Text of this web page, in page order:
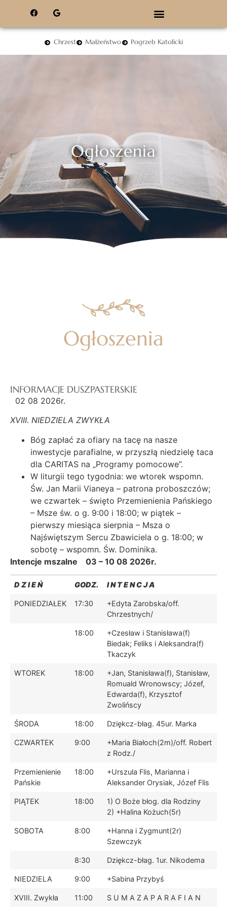
Chrzest Małżeństwo Pogrzeb Katolicki
Ogłoszenia
Ogłoszenia
INFORMACJE DUSZPASTERSKIE
02 08 2026r.
XVIII. NIEDZIELA ZWYKŁA
Bóg zapłać za ofiary na tacę na nasze
inwestycje parafialne, w przyszłą niedzielę taca
dla CARITAS na „Programy pomocowe”.
W liturgii tego tygodnia: we wtorek wspomn.
Św. Jan Marii Vianeya – patrona proboszczów;
we czwartek – święto Przemienienia Pańskiego
– Msze św. o g. 9:00 i 18:00; w piątek –
pierwszy miesiąca sierpnia – Msza o
Najświętszym Sercu Zbawiciela o g. 18:00; w
sobotę – wspomn. Św. Dominika.
Intencje mszalne 03 – 10 08 2026r.
D Z I E Ń GODZ. I N T E N C J A
PONIEDZIAŁEK 17:30
+Edyta Zarobska/off.
Chrzestnych/
18:00
+Czesław i Stanisława(f)
Biedak; Feliks i Aleksandra(f)
Tkaczyk
WTOREK 18:00
+Jan, Stanisława(f), Stanisław,
Romuald Wronowscy; Józef,
Edwarda(f), Krzysztof
Zwolińscy
ŚRODA 18:00 Dziękcz-błag. 45ur. Marka
CZWARTEK 9:00
+Maria Białoch(2m)/off. Robert
z Rodz./
Przemienienie
Pańskie
18:00
+Urszula Flis, Marianna i
Aleksander Orysiak, Józef Flis
PIĄTEK 18:00
1) O Boże błog. dla Rodziny
2) +Halina Kożuch(5r)
SOBOTA 8:00
+Hanna i Zygmunt(2r)
Szewczyk
8:30 Dziękcz-błag. 1ur. Nikodema
NIEDZIELA 9:00 +Sabina Przybyś
XVIII. Zwykła 11:00 S U M A Z A P A R A F I A N